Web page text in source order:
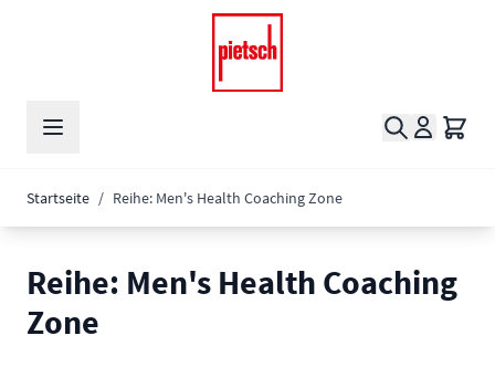
Suche
Startseite / Reihe: Men's Health Coaching Zone
Reihe: Men's Health Coaching
Zone